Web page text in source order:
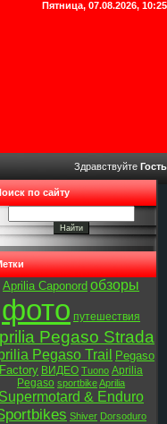
Пятница, 07.08.2026, 10:25
Здравствуйте Гость
по сайту
Aprilia Caponord обзоры
фото путешествия
Pegaso Strada
Pegaso Trail
Pegaso
Factory ВИДЕО Tuono Aprilia
Pegaso sportbikeAprilia
Supermotard & Enduro
Shiver Dorsoduro